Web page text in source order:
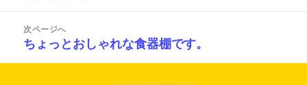
稿:
次ページへ
次
の
ちょっとおしゃれな食器棚です。